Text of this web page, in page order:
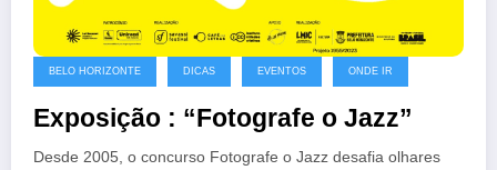
BELO HORIZONTE DICAS EVENTOS ONDE IR
Exposição : “Fotografe o Jazz”
Desde 2005, o concurso Fotografe o Jazz desafia olhares